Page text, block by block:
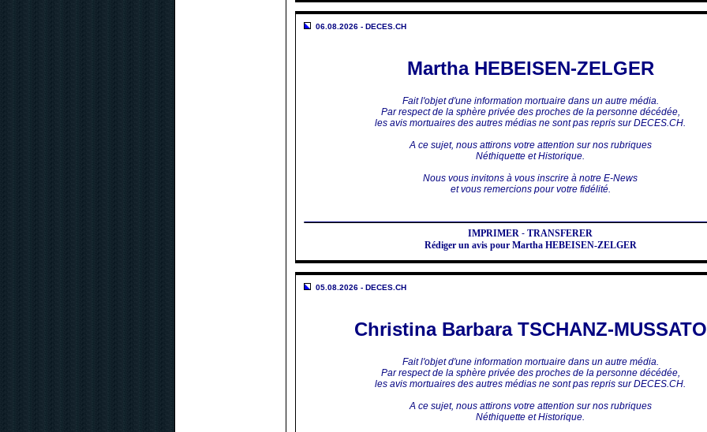
06.08.2026 - DECES.CH
Martha HEBEISEN-ZELGER
Fait l'objet d'une information mortuaire dans un autre média.
Par respect de la sphère privée des proches de la personne décédée,
les avis mortuaires des autres médias ne sont pas repris sur DECES.CH.
A ce sujet, nous attirons votre attention sur nos rubriques
Néthiquette et Historique.
Nous vous invitons à vous inscrire à notre E-News
et vous remercions pour votre fidélité.
IMPRIMER - TRANSFERER
Rédiger un avis pour Martha HEBEISEN-ZELGER
05.08.2026 - DECES.CH
Christina Barbara TSCHANZ-MUSSATO
Fait l'objet d'une information mortuaire dans un autre média.
Par respect de la sphère privée des proches de la personne décédée,
les avis mortuaires des autres médias ne sont pas repris sur DECES.CH.
A ce sujet, nous attirons votre attention sur nos rubriques
Néthiquette et Historique.